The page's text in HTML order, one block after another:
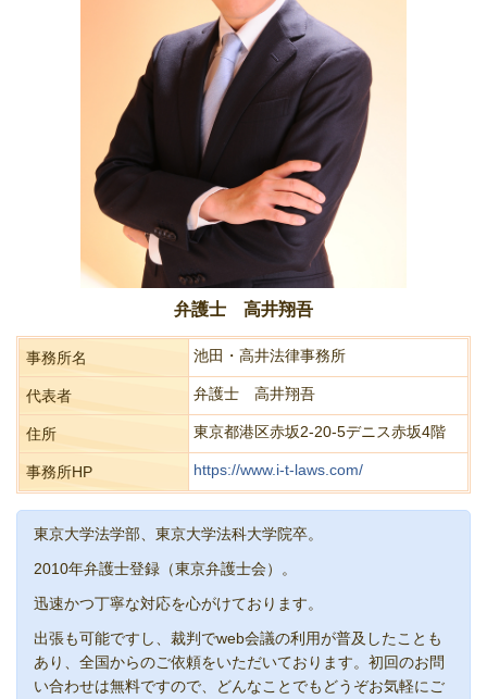
弁護士 高井翔吾
事務所名 池田・高井法律事務所
代表者 弁護士 高井翔吾
住所 東京都港区赤坂2-20-5デニス赤坂4階
事務所HP https://www.i-t-laws.com/
東京大学法学部、東京大学法科大学院卒。
2010年弁護士登録（東京弁護士会）。
迅速かつ丁寧な対応を心がけております。
出張も可能ですし、裁判でweb会議の利用が普及したことも
あり、全国からのご依頼をいただいております。初回のお問
い合わせは無料ですので、どんなことでもどうぞお気軽にご